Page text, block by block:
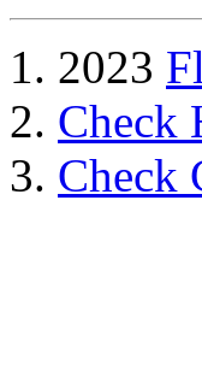
2023
Check
Check